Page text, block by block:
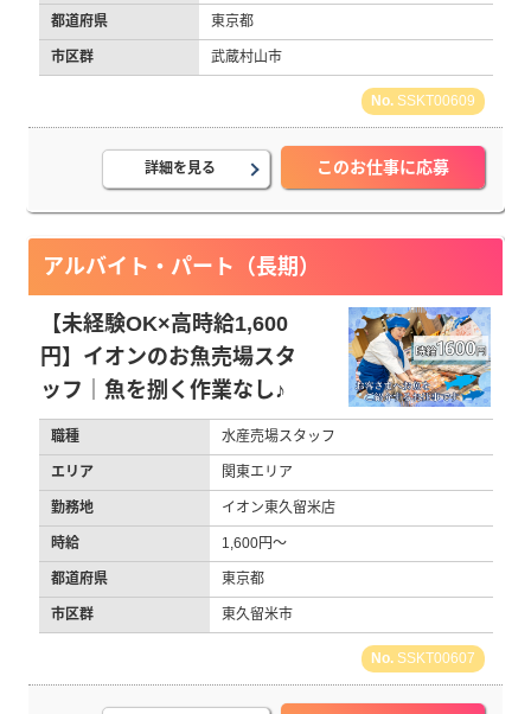
都道府県 東京都
市区群 武蔵村山市
SSKT00609
詳細を見る このお仕事に応募
アルバイト・パート（長期）
【未経験OK×高時給1,600
円】イオンのお魚売場スタ
ッフ｜魚を捌く作業なし♪
職種 水産売場スタッフ
エリア 関東エリア
勤務地 イオン東久留米店
時給 1,600円～
都道府県 東京都
市区群 東久留米市
SSKT00607